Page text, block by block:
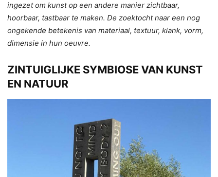
ingezet om kunst op een andere manier zichtbaar,
hoorbaar, tastbaar te maken. De zoektocht naar een nog
ongekende betekenis van materiaal, textuur, klank, vorm,
dimensie in hun oeuvre.
ZINTUIGLIJKE SYMBIOSE VAN KUNST
EN NATUUR